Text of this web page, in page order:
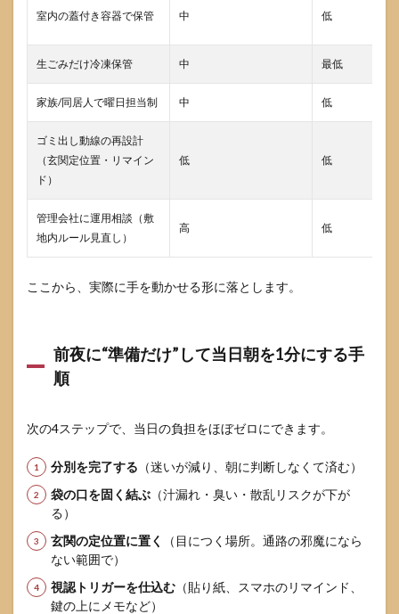
室内の蓋付き容器で保管 中 低
生ごみだけ冷凍保管 中 最低
家族/同居人で曜日担当制 中 低
ゴミ出し動線の再設計
（玄関定位置・リマイン
ド）
低 低
管理会社に運用相談（敷
地内ルール見直し）
高 低
ここから、実際に手を動かせる形に落とします。
前夜に“準備だけ”して当日朝を1分にする手
順
次の4ステップで、当日の負担をほぼゼロにできます。
分別を完了する （迷いが減り、朝に判断しなくて済む）
袋の口を固く結ぶ （汁漏れ・臭い・散乱リスクが下が
る）
玄関の定位置に置く
（目につく場所。通路の邪魔になら
ない範囲で）
視認トリガーを仕込む （貼り紙、スマホのリマインド、
鍵の上にメモなど）